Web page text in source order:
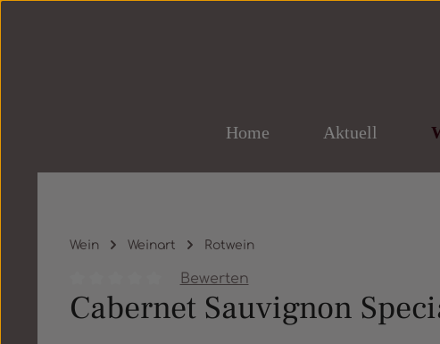
Home Aktuell
Wein Weinart Rotwein
Durchschnittliche Bewertung von 0 von 5 Sternen
Bewerten
Cabernet Sauvignon